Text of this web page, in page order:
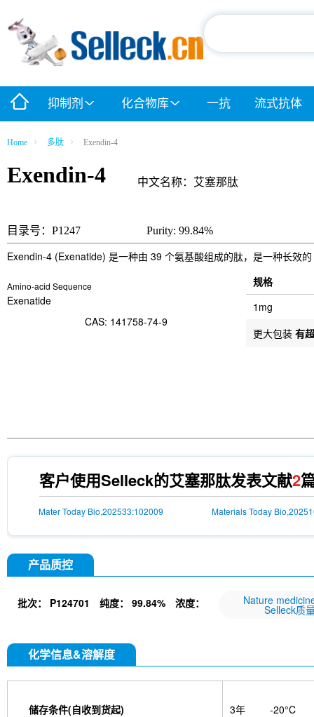
抑制剂 化合物库 一抗 流式抗体
Home 多肽 Exendin-4
Exendin-4 中文名称：艾塞那肽
目录号：P1247 Purity: 99.84%
Exendin-4 (Exenatide) 是一种由 39 个氨基酸组成的肽，是一种长效的
Amino-acid Sequence
Exenatide
CAS: 141758-74-9
规格
1mg
更大包装 有
客户使用Selleck的艾塞那肽发表文献2
Mater Today Bio,202533:102009 Materials Today
产品质控
批次： P124701 纯度： 99.84% 浓度： Nature
Selleck质
化学信息&溶解度
储存条件(自收到货起) 3年 -20°C